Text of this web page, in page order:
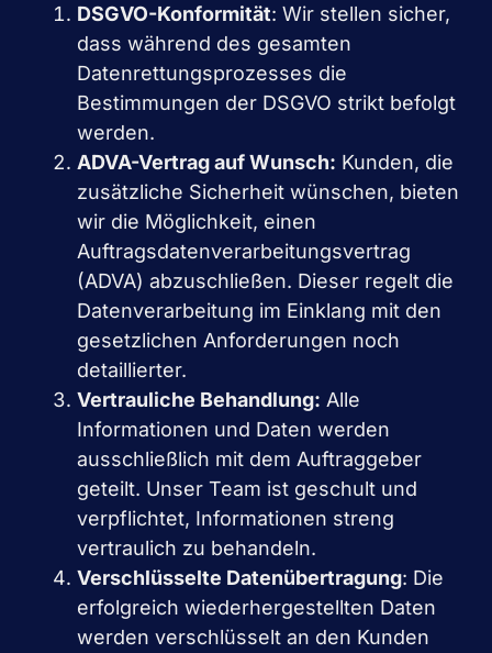
DSGVO-Konformität: Wir stellen sicher,
dass während des gesamten
Datenrettungsprozesses die
Bestimmungen der DSGVO strikt befolgt
werden.
ADVA-Vertrag auf Wunsch: Kunden, die
zusätzliche Sicherheit wünschen, bieten
wir die Möglichkeit, einen
Auftragsdatenverarbeitungsvertrag
(ADVA) abzuschließen. Dieser regelt die
Datenverarbeitung im Einklang mit den
gesetzlichen Anforderungen noch
detaillierter.
Vertrauliche Behandlung: Alle
Informationen und Daten werden
ausschließlich mit dem Auftraggeber
geteilt. Unser Team ist geschult und
verpflichtet, Informationen streng
vertraulich zu behandeln.
Verschlüsselte Datenübertragung: Die
erfolgreich wiederhergestellten Daten
werden verschlüsselt an den Kunden